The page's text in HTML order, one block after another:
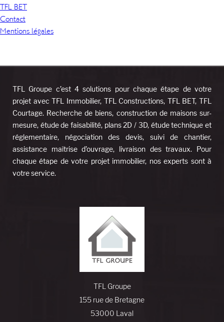
TFL BET
Contact
Mentions légales
TFL Groupe c’est 4 solutions pour chaque étape de votre
projet avec TFL Immobilier, TFL Constructions, TFL BET, TFL
Courtage. Recherche de biens, construction de maisons sur-
mesure, étude de faisabilité, plans 2D / 3D, étude technique et
réglementaire, négociation des devis, suivi de chantier,
assistance maîtrise d’ouvrage, livraison des travaux. Pour
chaque étape de votre projet immobilier, nos experts sont à
votre service.
TFL Groupe
155 rue de Bretagne
53000 Laval